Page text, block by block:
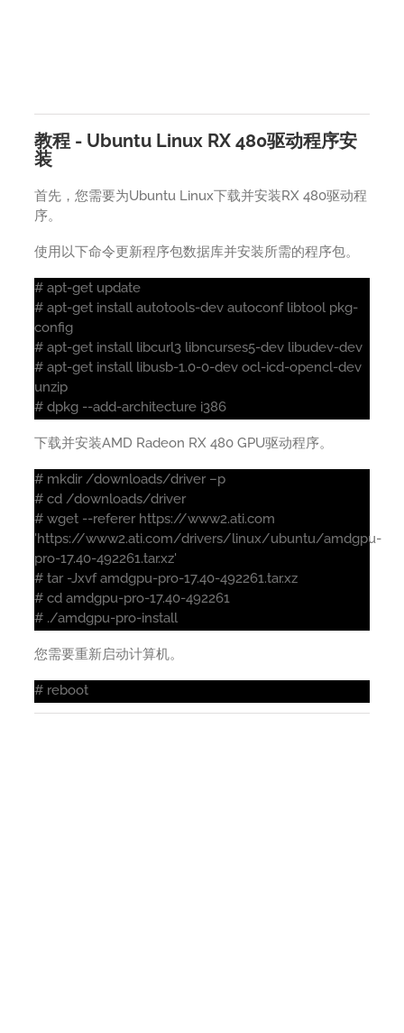
教程 - Ubuntu Linux RX 480驱动程序安
装
首先，您需要为Ubuntu Linux下载并安装RX 480驱动程
序。
使用以下命令更新程序包数据库并安装所需的程序包。
# apt-get update
# apt-get install autotools-dev autoconf libtool pkg-
config
# apt-get install libcurl3 libncurses5-dev libudev-dev
# apt-get install libusb-1.0-0-dev ocl-icd-opencl-dev
unzip
# dpkg --add-architecture i386
下载并安装AMD Radeon RX 480 GPU驱动程序。
# mkdir /downloads/driver –p
# cd /downloads/driver
# wget --referer https://www2.ati.com
'https://www2.ati.com/drivers/linux/ubuntu/amdgpu-
pro-17.40-492261.tar.xz'
# tar -Jxvf amdgpu-pro-17.40-492261.tar.xz
# cd amdgpu-pro-17.40-492261
# ./amdgpu-pro-install
您需要重新启动计算机。
# reboot